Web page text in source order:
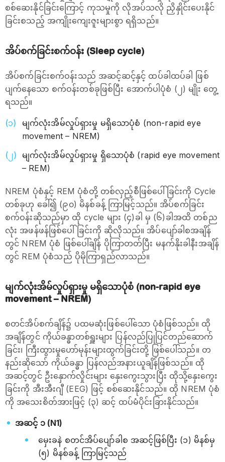
စစ်ဆေးနိုင်ခြင်းကြောင့် ကုသမှုကို လိုအပ်သလို ညှိနှိုင်းပေးနိုင်
ခြင်းစသည့် အကျိုးကျေးဇူးများစွာ ရရှိသည်။
အိပ်စက်ခြင်းစက်ဝန်း (Sleep cycle)
အိပ်စက်ခြင်းစက်ဝန်းသည် အဆင့်ဆင့်နှင့် ထပ်ခါထပ်ခါ ဖြစ်
ပျက်နေသော စက်ဝန်းတစ်ခုဖြစ်ပြီး အောက်ပါပုံစံ (၂) မျိုး တွေ့
ရသည်။
မျက်လုံးအိမ်လှုပ်ရှားမှု မရှိသောပုံစံ (non-rapid eye
movement – NREM)
မျက်လုံးအိမ်လှုပ်ရှားမှု ရှိသောပုံစံ (rapid eye movement
– REM)
NREM ပုံစံနှင့် REM ပုံစံတို့ တစ်လှည့်စီဖြစ်ပေါ်ခြင်းကို Cycle
တစ်ခုဟု ခေါ်၍ (၉၀) မိနစ်ခန့် ကြာမြင့်သည်။ အိပ်စက်ခြင်း
စက်ဝန်းဆိုသည်မှာ ထို cycle များ (၄)ခါ မှ (၆)ခါအထိ တစ်ည
လုံး အဖန်ဖန်ဖြစ်ပေါ်ခြင်းကို ဆိုလိုသည်။ အိပ်ပျော်ခါစအချိန်
တွင် NREM ပုံစံ ဖြစ်ပေါ်ချိန် ပိုကြာတတ်ပြီး မနက်နိုးခါနီးအချိန်
တွင် REM ပုံစံသည် ပိုမိုကြာရှည်လာသည်။
မျက်လုံးအိမ်လှုပ်ရှားမှု မရှိသောပုံစံ (non-rapid eye
movement – NREM)
စတင်အိပ်စက်ချိန်၌ ပထမဆုံးဖြစ်ပေါ်သော ပုံစံဖြစ်သည်။ ထို
အချိန်တွင် ကိုယ်ခန္ဓာတစ်ရှူးများ ပြန်လည်ပြုပြင်တည်ဆောက်
ခြင်း၊ ကြီးထွားမှုဟော်မုန်းများထွက်ခြင်းတို့ ဖြစ်ပေါ်သည်။ တ
နည်းဆိုသော် ကိုယ်ခန္ဓာ ပြန်လည်အနားယူချိန်ဖြစ်သည်။ ထို
အဆင့်တွင် ဦးနှောက်လှိုင်းများ နှေးကွေးသွားပြီး ထိုသို့နှေးကွေး
ခြင်းကို အီးအီးဂျီ (EEG) ဖြင့် စစ်ဆေးနိုင်သည်။ ထို NREM ပုံစံ
ကို အသေးစိတ်အားဖြင့် (၃) ဆင့် ထပ်မံပိုင်းခြားနိုင်သည်။
အဆင့် ၁ (N1)
မှေးခနဲ စတင်အိပ်ပျော်ခါစ အဆင့်ဖြစ်ပြီး (၁) မိနစ်မှ
(၅) မိနစ်ခန့် ကြာမြင့်သည်